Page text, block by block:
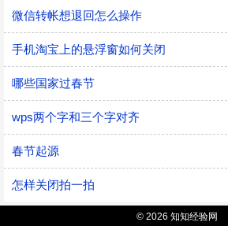
微信转帐想退回怎么操作
手机淘宝上的悬浮窗如何关闭
哪些国家过春节
wps两个字和三个字对齐
春节起源
怎样关闭拍一拍
© 2026 知知经验网